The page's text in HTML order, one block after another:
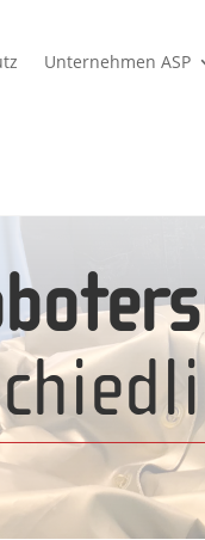
Unternehmen ASP